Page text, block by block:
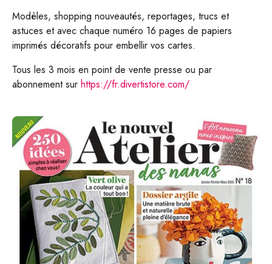
Modèles, shopping nouveautés, reportages, trucs et
astuces et avec chaque numéro 16 pages de papiers
imprimés décoratifs pour embellir vos cartes.
Tous les 3 mois en point de vente presse ou par
abonnement sur https://fr.divertistore.com/